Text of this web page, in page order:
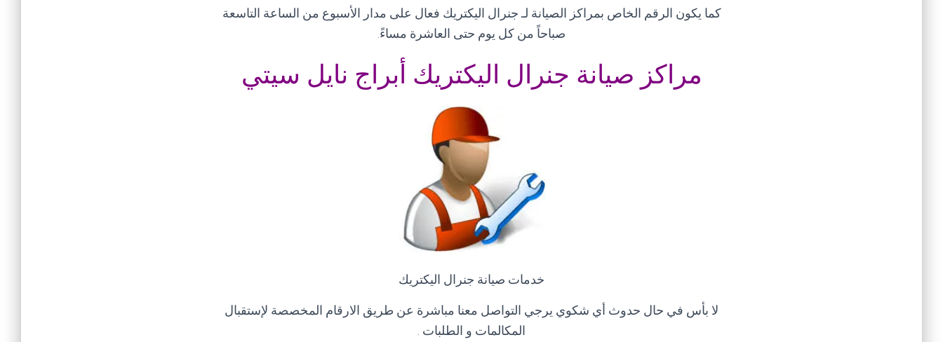
كما يكون الرقم الخاص بمراكز الصيانة لـ جنرال اليكتريك فعال على مدار الأسبوع من الساعة التاسعة
صباحاً من كل يوم حتى العاشرة مساءً
مراكز صيانة جنرال اليكتريك أبراج نايل سيتي
خدمات صيانة جنرال اليكتريك
لا بأس في حال حدوث أي شكوي يرجي التواصل معنا مباشرة عن طريق الارقام المخصصة لإستقبال
المكالمات و الطلبات